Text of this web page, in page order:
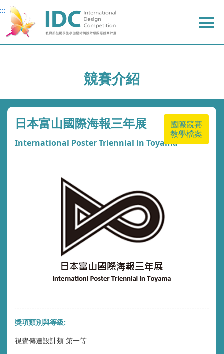
主
要
內
::: 主
要
內
上
方
選
競賽介紹
國際競賽
教學檔案
日本富山國際海報三年展
International Poster Triennial in Toyama
獎項類別與等級:
視覺傳達設計類 第一等